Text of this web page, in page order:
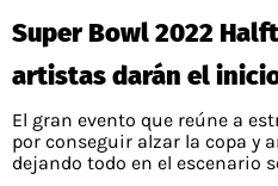
Super Bowl 2022
artistas darán el
El gran evento que reúne a
por conseguir alzar la copa y
dejando todo en el escenario